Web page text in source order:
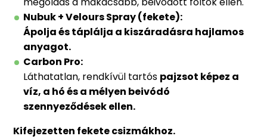
Nubuk + Velours Spray (fekete):
Ápolja és táplálja a kiszáradásra hajlamos
anyagot.
Carbon Pro:
Láthatatlan, rendkívül tartós pajzsot képez a
víz, a hó és a mélyen beivódó
szennyeződések ellen.
Kifejezetten fekete csizmákhoz.